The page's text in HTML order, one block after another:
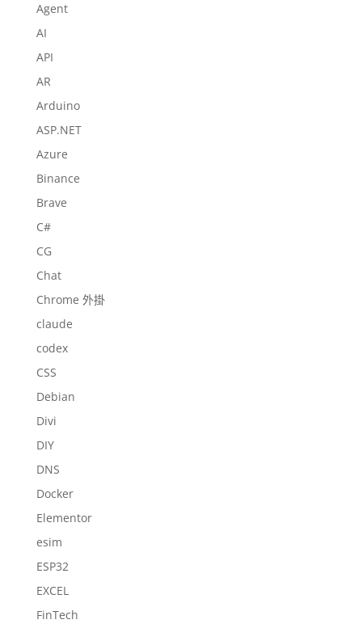
Agent
AI
API
AR
Arduino
ASP.NET
Azure
Binance
Brave
C#
CG
Chat
Chrome 外掛
claude
codex
CSS
Debian
Divi
DIY
DNS
Docker
Elementor
esim
ESP32
EXCEL
FinTech